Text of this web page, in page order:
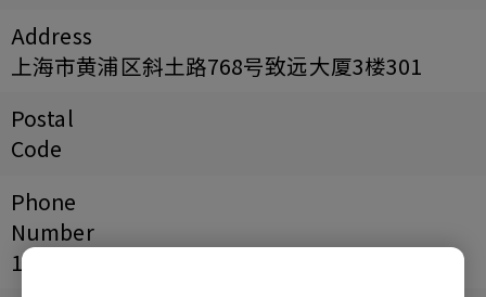
Address
上海市黄浦区斜土路768号致远大厦3楼301
Postal
Code
Phone
Number
18616225103